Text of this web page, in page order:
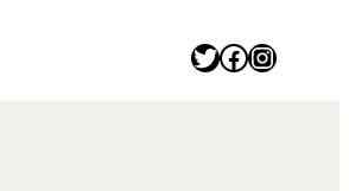
Twitter Facebook Instagram